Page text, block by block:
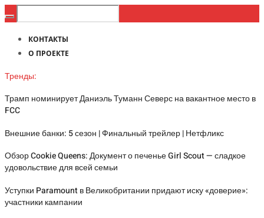
КОНТАКТЫ
О ПРОЕКТЕ
Тренды:
Трамп номинирует Даниэль Туманн Северс на вакантное место в
FCC
Внешние банки: 5 сезон | Финальный трейлер | Нетфликс
Обзор Cookie Queens: Документ о печенье Girl Scout — сладкое
удовольствие для всей семьи
Уступки Paramount в Великобритании придают иску «доверие»:
участники кампании